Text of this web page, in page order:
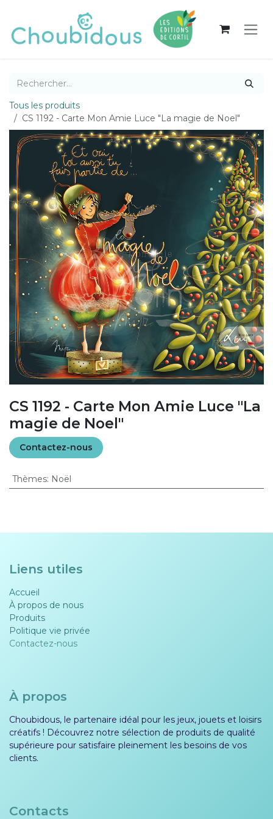
Tous les produits
CS 1192 - Carte Mon Amie Luce "La magie de Noel"
CS 1192 - Carte Mon Amie Luce "La
magie de Noel"
Contactez-nous
Thèmes: Noël
Liens utiles
Accueil
À propos de nous
Produits
Politique vie privée​​
Contactez-nous
À propos
Choubidous, le partenaire idéal pour les jeux, jouets et loisirs
créatifs ! Découvrez notre sélection de produits de qualité
supérieure pour satisfaire pleinement les besoins de vos
clients.
Contacts